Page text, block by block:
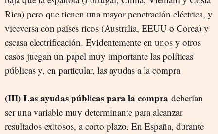
Rica) pero que tienen una mayor penetración eléctrica, y
viceversa con países ricos (Australia, EEUU o Corea) y
escasa electrificación. Evidentemente en unos y otros
casos juegan un papel muy importante las políticas
públicas y, en particular, las ayudas a la compra
(III) Las ayudas públicas para la compra deberían
ser una variable muy determinante para alcanzar
resultados exitosos, a corto plazo. En España, durante